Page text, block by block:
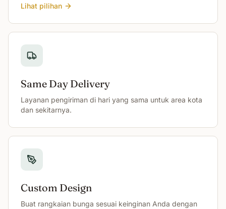
Lihat pilihan
Same Day Delivery
Layanan pengiriman di hari yang sama untuk area kota
dan sekitarnya.
Custom Design
Buat rangkaian bunga sesuai keinginan Anda dengan